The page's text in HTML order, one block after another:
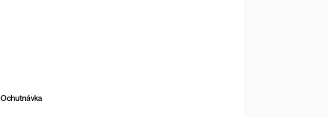
Ochutnávka